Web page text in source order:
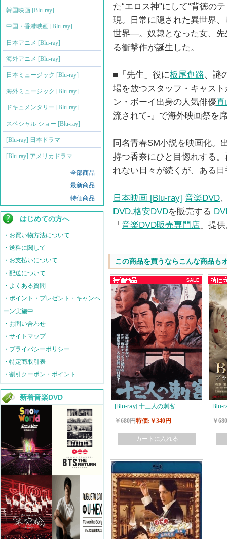
韓国映画 [Blu-ray]
中国・香港映画 [Blu-ray]
日本アニメ [Blu-ray]
海外アニメ [Blu-ray]
日本ミュージック [Blu-ray]
海外ミュージック [Blu-ray]
ドキュメンタリー [Blu-ray]
スペシャル ショー [Blu-ray]
[Blu-ray] 日本ドラマ
[Blu-ray] アメリカドラマ
全部商品
最新商品
特価商品
はじめての方へ
・お買い物方法について
・送料に関して
・お支払いについて
・配送について
・よくある質問
・ポイント・プレゼント・キャンペ
ーン実施中
・お問い合わせ
・サイトマップ
・プライバシーポリシー
・特定商取引表
・割引クーポン・ポイント
新着音楽DVD
た“エロス神"にして“背徳の
現。日常に隠された異世界
世界―。奴隷となった女、先
る衝撃作が誕生した。
■「先生」役に板尾創路、謎
場を放つスタッフ・キャス
ン・ボーイ出身の人気俳優真
流されて-』で海外映画祭を
同名青春SM小説を映画化。
持つ香奈にひと目惚れする
れない日々が続くが、ある
日本映画 [Blu-ray] 音楽DVD
DVD,格安DVDを販売する
「音楽DVD販売専門店 」提
この商品を買うならこんな商品も
[Blu-ray] 十三人の刺客
￥680円特価:￥340円
カートに入れる
Blu-
￥